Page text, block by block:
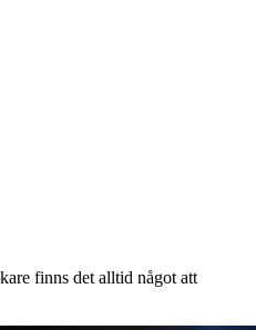
finns det alltid något att